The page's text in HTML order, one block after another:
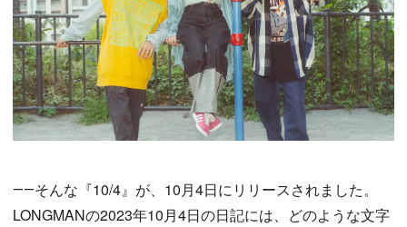
――そんな『10/4』が、10月4日にリリースされました。
LONGMANの2023年10月4日の日記には、どのような文字